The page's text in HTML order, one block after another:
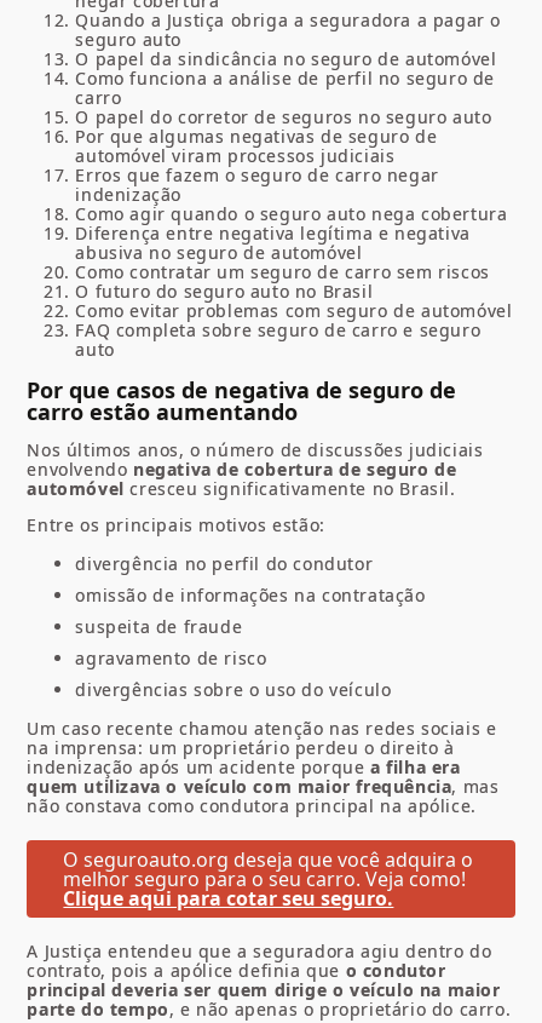
Quando a Justiça obriga a seguradora a pagar o
seguro auto
O papel da sindicância no seguro de automóvel
Como funciona a análise de perfil no seguro de
carro
O papel do corretor de seguros no seguro auto
Por que algumas negativas de seguro de
automóvel viram processos judiciais
Erros que fazem o seguro de carro negar
indenização
Como agir quando o seguro auto nega cobertura
Diferença entre negativa legítima e negativa
abusiva no seguro de automóvel
Como contratar um seguro de carro sem riscos
O futuro do seguro auto no Brasil
Como evitar problemas com seguro de automóvel
FAQ completa sobre seguro de carro e seguro
auto
Por que casos de negativa de seguro de
carro estão aumentando
Nos últimos anos, o número de discussões judiciais
envolvendo negativa de cobertura de seguro de
automóvel cresceu significativamente no Brasil.
Entre os principais motivos estão:
divergência no perfil do condutor
omissão de informações na contratação
suspeita de fraude
agravamento de risco
divergências sobre o uso do veículo
Um caso recente chamou atenção nas redes sociais e
na imprensa: um proprietário perdeu o direito à
indenização após um acidente porquea filha era
quem utilizava o veículo com maior frequência, mas
não constava como condutora principal na apólice.
O seguroauto.org deseja que você adquira o
melhor seguro para o seu carro. Veja como!
Clique aqui para cotar seu seguro.
A Justiça entendeu que a seguradora agiu dentro do
contrato, pois a apólice definia que o condutor
principal deveria ser quem dirige o veículo na maior
parte do tempo, e não apenas o proprietário do carro.